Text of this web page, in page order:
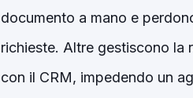
documento a mano e
richieste. Altre gestiscono la
con il CRM, impedendo un